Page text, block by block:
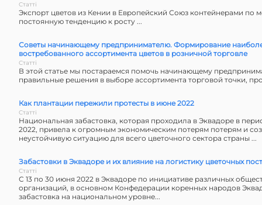
Статті
Экспорт цветов из Кении в Европейский Союз контейнерами по
постоянную тенденцию к росту ...
Советы начинающему предпринимателю. Формирование
востребованного ассортимента цветов в розничной торговле
Статті
В этой статье мы постараемся помочь начинающему
правильные решения в выборе ассортимента торговой точки,
Как плантации пережили протесты в июне 2022
Статті
Национальная забастовка, которая проходила в Эквадоре в
2022, привела к огромным экономическим потерям потерям и
неустойчивую ситуацию для всего цветочного сектора страны ...
Забастовки в Эквадоре и их влияние на логистику цветочных
Статті
С 13 по 30 июня 2022 в Эквадоре по инициативе различных
организаций, в основном Конфедерации коренных народов
забастовка на национальном уровне...